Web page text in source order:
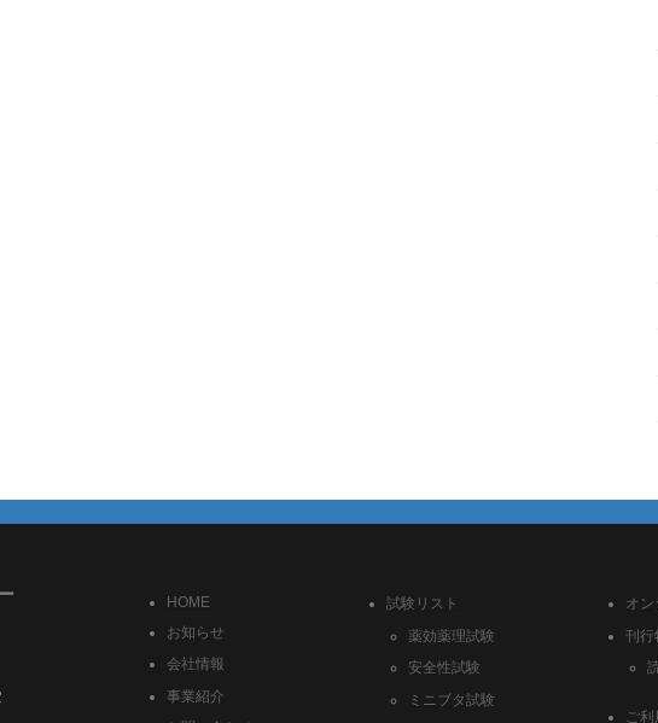
HOME
お知らせ
会社情報
事業紹介
試験リスト
薬効薬理試験
安全性試験
ミニブタ試験
オン
刊行
ご利